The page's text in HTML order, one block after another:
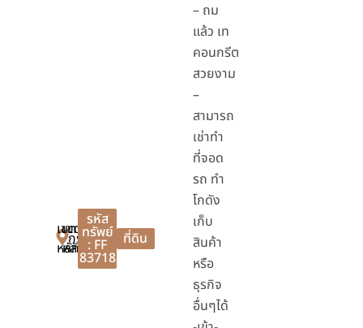
เขต
หลักสี่
เขต
หลักสี่
กรุงเทพมหานคร
รหัส
ทรัพย์
: FF
83718
ที่ดิน
– ถม
แล้ว เท
คอนกรีต
สวยงาม
–
สามารถ
เช่าทำ
ที่จอด
รถ ทำ
โกดัง
เก็บ
สินค้า
หรือ
ธุรกิจ
อื่นๆได้